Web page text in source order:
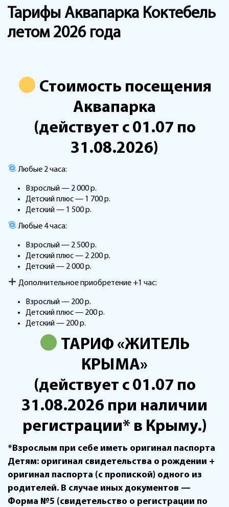
Тарифы Аквапарка Коктебель
летом 2026 года
Стоимость посещения
Аквапарка
(действует с 01.07 по
31.08.2026)
Любые 2 часа:
Взрослый — 2 000 р.
Детский плюс — 1 700 р.
Детский — 1 500 р.
Любые 4 часа:
Взрослый — 2 500 р.
Детский плюс — 2 200 р.
Детский — 2 000 р.
Дополнительное приобретение +1 час:
Взрослый — 200 р.
Детский плюс — 200 р.
Детский — 200 р.
ТАРИФ «ЖИТЕЛЬ
КРЫМА»
(действует с 01.07 по
31.08.2026 при наличии
регистрации* в Крыму.)
*Взрослым при себе иметь оригинал паспорта
Детям: оригинал свидетельства о рождении +
оригинал паспорта (с пропиской) одного из
родителей. В случае иных документов —
Форма №5 (свидетельство о регистрации по